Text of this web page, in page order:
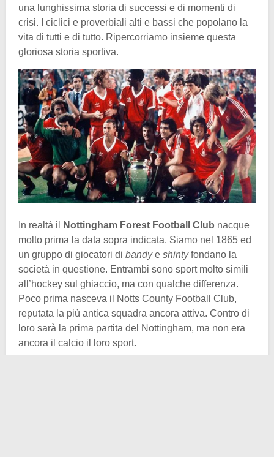
una lunghissima storia di successi e di momenti di
crisi. I ciclici e proverbiali alti e bassi che popolano la
vita di tutti e di tutto. Ripercorriamo insieme questa
gloriosa storia sportiva.
In realtà il Nottingham Forest Football Club nacque
molto prima la data sopra indicata. Siamo nel 1865 ed
un gruppo di giocatori di bandye shintyfondano la
società in questione. Entrambi sono sport molto simili
all’hockey sul ghiaccio, ma con qualche differenza.
Poco prima nasceva il Notts County Football Club,
reputata la più antica squadra ancora attiva. Contro di
loro sarà la prima partita del Nottingham, ma non era
ancora il calcio il loro sport.